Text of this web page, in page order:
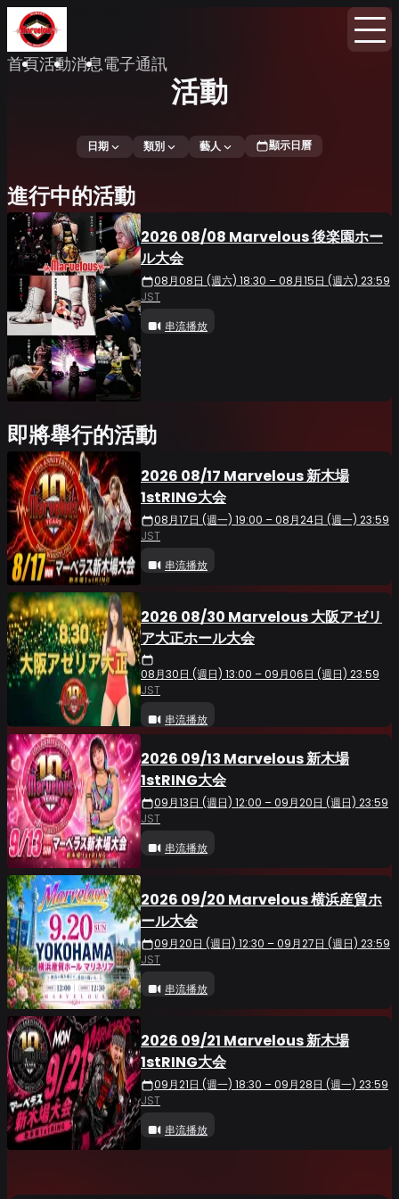
首頁活動消息電子通訊
活動
日期 類別 藝人 顯示日曆
進行中的活動
2026 08/08 Marvelous 後楽園ホー
ル大会
08月08日 (週六) 18:30 – 08月15日 (週六) 23:59
JST
串流播放
即將舉行的活動
2026 08/17 Marvelous 新木場
1stRING大会
08月17日 (週一) 19:00 – 08月24日 (週一) 23:59
JST
串流播放
2026 08/30 Marvelous 大阪アゼリ
ア大正ホール大会
08月30日 (週日) 13:00 – 09月06日 (週日) 23:59
JST
串流播放
2026 09/13 Marvelous 新木場
1stRING大会
09月13日 (週日) 12:00 – 09月20日 (週日) 23:59
JST
串流播放
2026 09/20 Marvelous 横浜産貿ホ
ール大会
09月20日 (週日) 12:30 – 09月27日 (週日) 23:59
JST
串流播放
2026 09/21 Marvelous 新木場
1stRING大会
09月21日 (週一) 18:30 – 09月28日 (週一) 23:59
JST
串流播放